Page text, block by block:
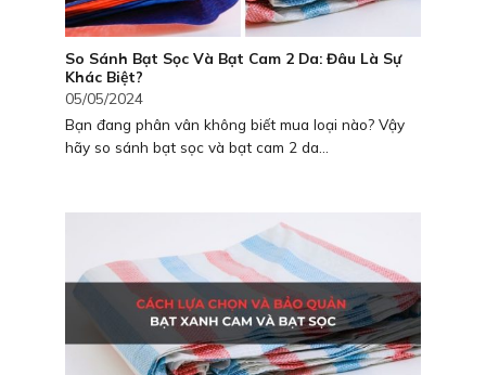
So Sánh Bạt Sọc Và Bạt Cam 2 Da: Đâu Là Sự
Khác Biệt?
05/05/2024
Bạn đang phân vân không biết mua loại nào? Vậy
hãy so sánh bạt sọc và bạt cam 2 da...